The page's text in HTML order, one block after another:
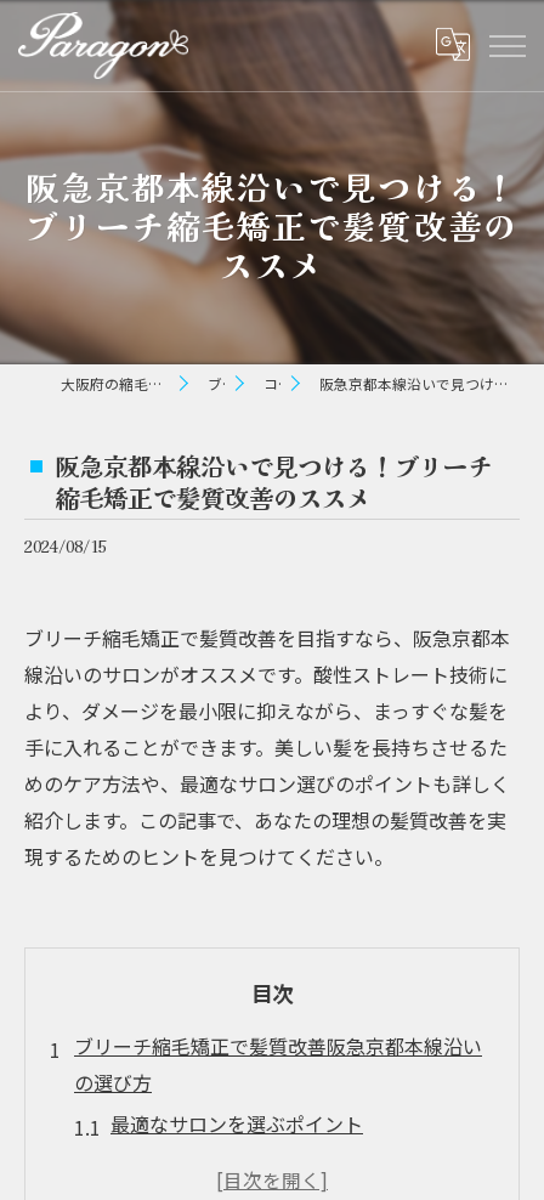
阪急京都本線沿いで見つける！
ブリーチ縮毛矯正で髪質改善の
ススメ
大阪府の縮毛矯正ならパラゴン ヘアー ブログ コラム 阪急京都本線沿いで見つける！ブリーチ縮毛矯正で髪質改善のススメ
阪急京都本線沿いで見つける！ブリーチ
縮毛矯正で髪質改善のススメ
2024/08/15
ブリーチ縮毛矯正で髪質改善を目指すなら、阪急京都本
線沿いのサロンがオススメです。酸性ストレート技術に
より、ダメージを最小限に抑えながら、まっすぐな髪を
手に入れることができます。美しい髪を長持ちさせるた
めのケア方法や、最適なサロン選びのポイントも詳しく
紹介します。この記事で、あなたの理想の髪質改善を実
現するためのヒントを見つけてください。
目次
ブリーチ縮毛矯正で髪質改善阪急京都本線沿い
の選び方
最適なサロンを選ぶポイント
口コミでわかる信頼性